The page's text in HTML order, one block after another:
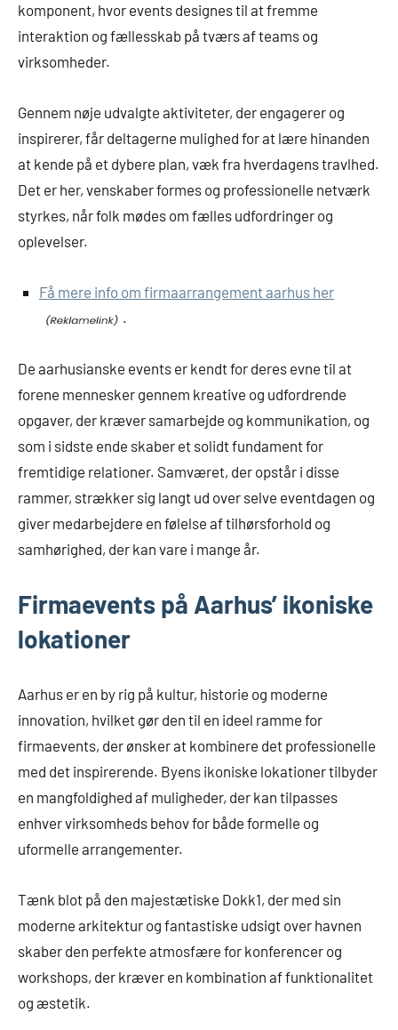
komponent, hvor events designes til at fremme
interaktion og fællesskab på tværs af teams og
virksomheder.
Gennem nøje udvalgte aktiviteter, der engagerer og
inspirerer, får deltagerne mulighed for at lære hinanden
at kende på et dybere plan, væk fra hverdagens travlhed.
Det er her, venskaber formes og professionelle netværk
styrkes, når folk mødes om fælles udfordringer og
oplevelser.
Få mere info om firmaarrangement aarhus her
.
De aarhusianske events er kendt for deres evne til at
forene mennesker gennem kreative og udfordrende
opgaver, der kræver samarbejde og kommunikation, og
som i sidste ende skaber et solidt fundament for
fremtidige relationer. Samværet, der opstår i disse
rammer, strækker sig langt ud over selve eventdagen og
giver medarbejdere en følelse af tilhørsforhold og
samhørighed, der kan vare i mange år.
Firmaevents på Aarhus’ ikoniske
lokationer
Aarhus er en by rig på kultur, historie og moderne
innovation, hvilket gør den til en ideel ramme for
firmaevents, der ønsker at kombinere det professionelle
med det inspirerende. Byens ikoniske lokationer tilbyder
en mangfoldighed af muligheder, der kan tilpasses
enhver virksomheds behov for både formelle og
uformelle arrangementer.
Tænk blot på den majestætiske Dokk1, der med sin
moderne arkitektur og fantastiske udsigt over havnen
skaber den perfekte atmosfære for konferencer og
workshops, der kræver en kombination af funktionalitet
og æstetik.